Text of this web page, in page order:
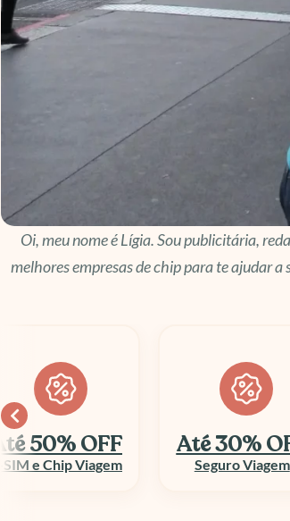
Oi, meu nome é Lígia. Sou publicitária,
melhores empresas de chip para te ajudar
Até 30% OFF
Seguro Viagem